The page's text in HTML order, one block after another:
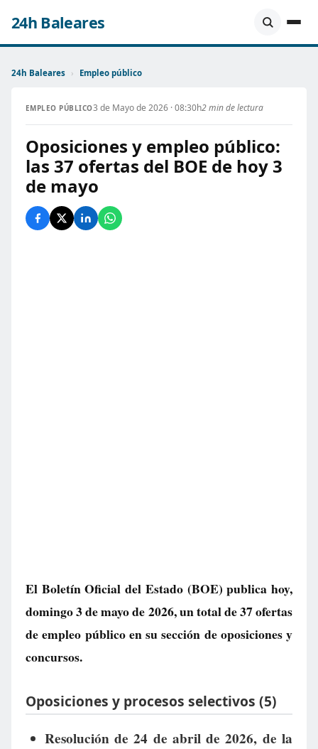
24h Baleares
24h Baleares › Empleo público
EMPLEO PÚBLICO3 de Mayo de 2026 · 08:30h2 min de lectura
Oposiciones y empleo público:
las 37 ofertas del BOE de hoy 3
de mayo
El Boletín Oficial del Estado (BOE) publica hoy,
domingo 3 de mayo de 2026, un total de37 ofertas
de empleo públicoen su sección de oposiciones y
concursos.
Oposiciones y procesos selectivos (5)
Resolución de 24 de abril de 2026, de la